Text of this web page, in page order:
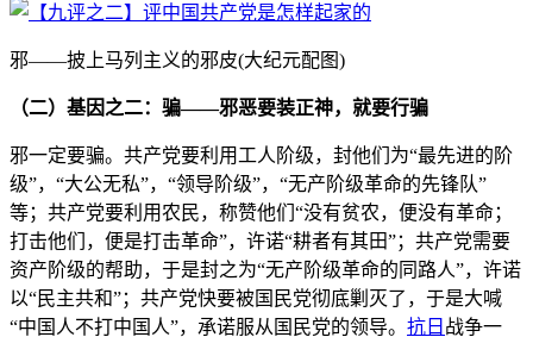
邪——披上马列主义的邪皮(大纪元配图)
（二）基因之二：骗——邪恶要装正神，就要行骗
邪一定要骗。共产党要利用工人阶级，封他们为“最先进的阶
级”，“大公无私”，“领导阶级”，“无产阶级革命的先锋队”
等；共产党要利用农民，称赞他们“没有贫农，便没有革命；
打击他们，便是打击革命”，许诺“耕者有其田”；共产党需要
资产阶级的帮助，于是封之为“无产阶级革命的同路人”，许诺
以“民主共和”；共产党快要被国民党彻底剿灭了，于是大喊
“中国人不打中国人”，承诺服从国民党的领导。 抗日 战争一